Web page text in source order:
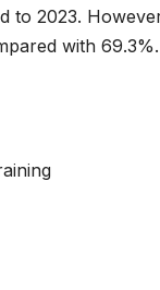
to 2023.
with